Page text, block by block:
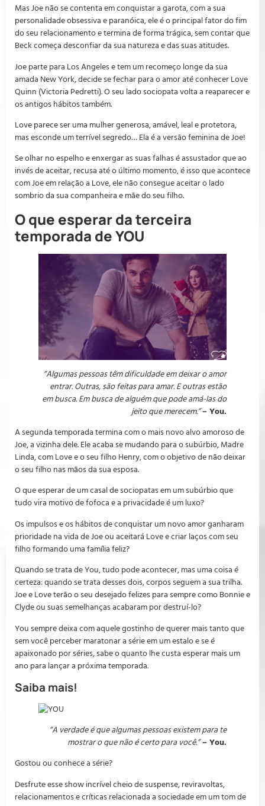
Mas Joe não se contenta em conquistar a garota, com a sua
personalidade obsessiva e paranóica, ele é o principal fator do fim
do seu relacionamento e termina de forma trágica, sem contar que
Beck começa desconfiar da sua natureza e das suas atitudes.
Joe parte para Los Angeles e tem um recomeço longe da sua
amada New York, decide se fechar para o amor até conhecer Love
Quinn (Victoria Pedretti). O seu lado sociopata volta a reaparecer e
os antigos hábitos também.
Love parece ser uma mulher generosa, amável, leal e protetora,
mas esconde um terrível segredo… Ela é a versão feminina de Joe!
Se olhar no espelho e enxergar as suas falhas é assustador que ao
invés de aceitar, recusa até o último momento, é isso que acontece
com Joe em relação a Love, ele não consegue aceitar o lado
sombrio da sua companheira e mãe do seu filho.
O que esperar da terceira
temporada de YOU
“Algumas pessoas têm dificuldade em deixar o amor
entrar. Outras, são feitas para amar. E outras estão
em busca. Em busca de alguém que pode amá-las do
jeito que merecem.”– You.
A segunda temporada termina com o mais novo alvo amoroso de
Joe, a vizinha dele. Ele acaba se mudando para o subúrbio, Madre
Linda, com Love e o seu filho Henry, com o objetivo de não deixar
o seu filho nas mãos da sua esposa.
O que esperar de um casal de sociopatas em um subúrbio que
tudo vira motivo de fofoca e a privacidade é um luxo?
Os impulsos e os hábitos de conquistar um novo amor ganharam
prioridade na vida de Joe ou aceitará Love e criar laços com seu
filho formando uma família feliz?
Quando se trata de You, tudo pode acontecer, mas uma coisa é
certeza: quando se trata desses dois, corpos seguem a sua trilha.
Joe e Love terão o seu desejado felizes para sempre como Bonnie e
Clyde ou suas semelhanças acabaram por destruí-lo?
You sempre deixa com aquele gostinho de querer mais tanto que
sem você perceber maratonar a série em um estalo e se é
apaixonado por séries, sabe o quanto lhe custa esperar mais um
ano para lançar a próxima temporada.
Saiba mais!
“A verdade é que algumas pessoas existem para te
mostrar o que não é certo para você.”– You.
Gostou ou conhece a série?
Desfrute esse show incrível cheio de suspense, reviravoltas,
relacionamentos e críticas relacionada a sociedade em um tom de